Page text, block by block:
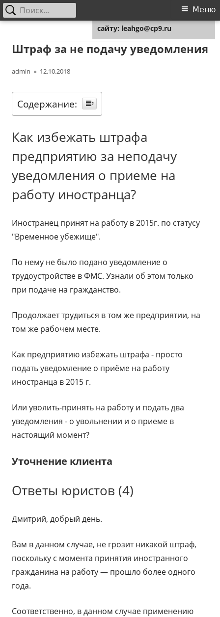
содержимому
Основное
Меню
Найти:
Штраф за не подачу уведомления
Автор
admin Опубликовано
12.10.2018
Содержание:
Как избежать штрафа
предприятию за неподачу
уведомления о приеме на
работу иностранца?
Иностранец принят на работу в 2015г. по статусу
"Временное убежище".
По нему не было подано уведомление о
трудоустройстве в ФМС. Узнали об этом только
при подаче на гражданство.
Продолжает трудиться в том же предприятии, на
том же рабочем месте.
Как предприятию избежать штрафа - просто
подать уведомление о приёме на работу
иностранца в 2015 г.
Или уволить-принять на работу и подать два
уведомления - о увольнении и о приеме в
настоящий момент?
Уточнение клиента
Ответы юристов (4)
Дмитрий, добрый день.
Вам в данном случае, не грозит никакой штраф,
поскольку с момента принятия иностранного
гражданина на работу — прошло более одного
года.
Соответственно, в данном случае применению
сайту: leahgo@cp9.ru